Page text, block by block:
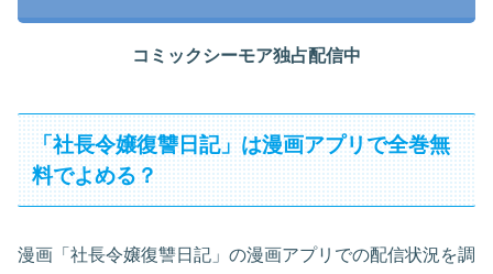
コミックシーモア独占配信中
「社長令嬢復讐日記」は漫画アプリで全巻無
料でよめる？
漫画「社長令嬢復讐日記」の漫画アプリでの配信状況を調